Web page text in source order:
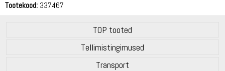
Tootekood: 337467
TOP tooted
Tellimistingimused
Transport